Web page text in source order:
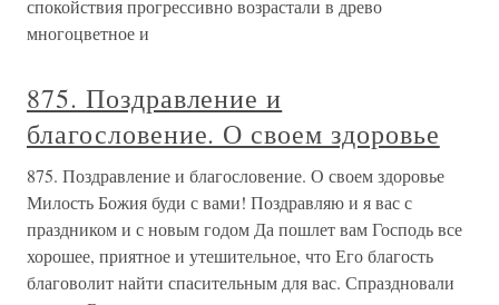
спокойствия прогрессивно возрастали в древо
многоцветное и
875. Поздравление и
благословение. О своем здоровье
875. Поздравление и благословение. О своем здоровье
Милость Божия буди с вами! Поздравляю и я вас с
праздником и с новым годом Да пошлет вам Господь все
хорошее, приятное и утешительное, что Его благость
благоволит найти спасительным для вас. Спраздновали